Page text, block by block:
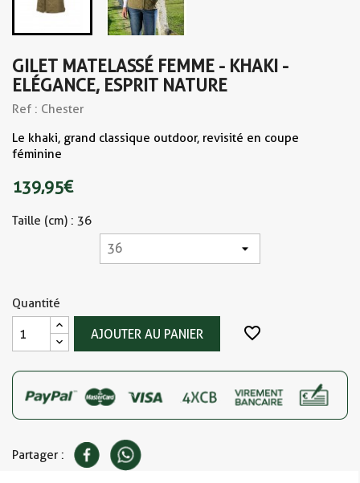
GILET MATELASSÉ FEMME - KHAKI -
ELÉGANCE, ESPRIT NATURE
Ref : Chester
Le khaki, grand classique outdoor, revisité en coupe
féminine
139,95 €
Taille (cm) : 36
Quantité
AJOUTER AU PANIER favorite_border
Partager :